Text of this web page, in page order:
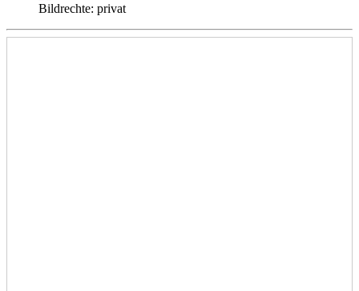
Bildrechte: privat